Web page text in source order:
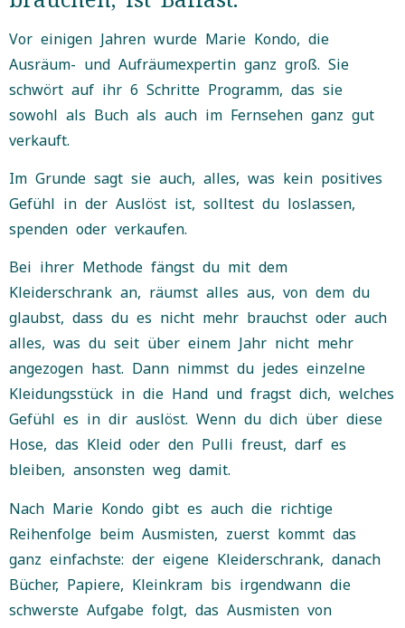
Vor einigen Jahren wurde Marie Kondo, die
Ausräum- und Aufräumexpertin ganz groß. Sie
schwört auf ihr 6 Schritte Programm, das sie
sowohl als Buch als auch im Fernsehen ganz gut
verkauft.
Im Grunde sagt sie auch, alles, was kein positives
Gefühl in der Auslöst ist, solltest du loslassen,
spenden oder verkaufen.
Bei ihrer Methode fängst du mit dem
Kleiderschrank an, räumst alles aus, von dem du
glaubst, dass du es nicht mehr brauchst oder auch
alles, was du seit über einem Jahr nicht mehr
angezogen hast. Dann nimmst du jedes einzelne
Kleidungsstück in die Hand und fragst dich, welches
Gefühl es in dir auslöst. Wenn du dich über diese
Hose, das Kleid oder den Pulli freust, darf es
bleiben, ansonsten weg damit.
Nach Marie Kondo gibt es auch die richtige
Reihenfolge beim Ausmisten, zuerst kommt das
ganz einfachste: der eigene Kleiderschrank, danach
Bücher, Papiere, Kleinkram bis irgendwann die
schwerste Aufgabe folgt, das Ausmisten von